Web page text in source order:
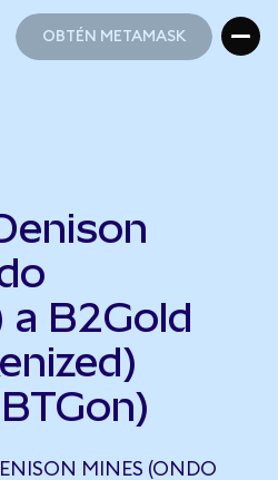
OBTÉN METAMASK
a B2Gold
MINES (ONDO